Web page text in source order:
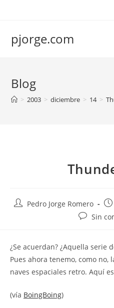
pjorge.com
Blog
> 2003 > diciembre > 14 >
AutorPedro Jorge Romero
de
entrada:
Sin
¿Se acuerdan? ¿Aquella serie
Pues ahora tenemo, como no,
naves espaciales retro. Aquí
(vía BoingBoing)